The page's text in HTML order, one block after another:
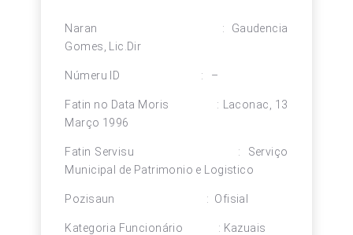
Naran : Gaudencia
Gomes, Lic.Dir
Númeru ID : –
Fatin no Data Moris : Laconac, 13
Março 1996
Fatin Servisu : Serviço
Municipal de Patrimonio e Logistico
Pozisaun : Ofisial
Kategoria Funcionário : Kazuais